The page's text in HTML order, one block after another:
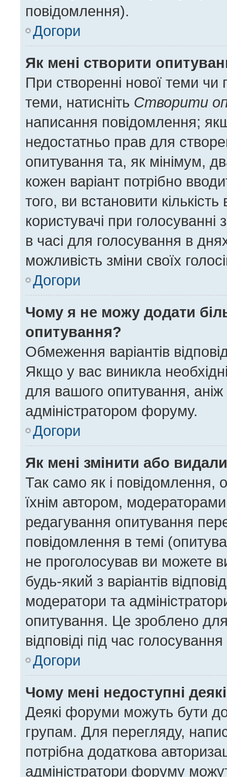
повідомлення).
Догори
Як мені створити
При створенні нової теми
теми, натисніть Створити
написання повідомлення;
недостатньо прав для
опитування та, як мінімум,
кожен варіант потрібно
того, ви встановити кількість
користувачі при
в часі для голосування в
можливість зміни своїх
Догори
Чому я не можу додати
опитування?
Обмеження варіантів
Якщо у вас виникла
для вашого опитування,
адміністратором форуму.
Догори
Як мені змінити або
Так само як і повідомлення,
їхнім автором,
редагування опитування
повідомлення в темі
не проголосував ви можете
будь-який з варіантів
модератори та
опитування. Це зроблено для
відповіді під час голосування
Догори
Чому мені недоступні
Деякі форуми можуть бути
групам. Для перегляду,
потрібна додаткова
адміністратори форуму